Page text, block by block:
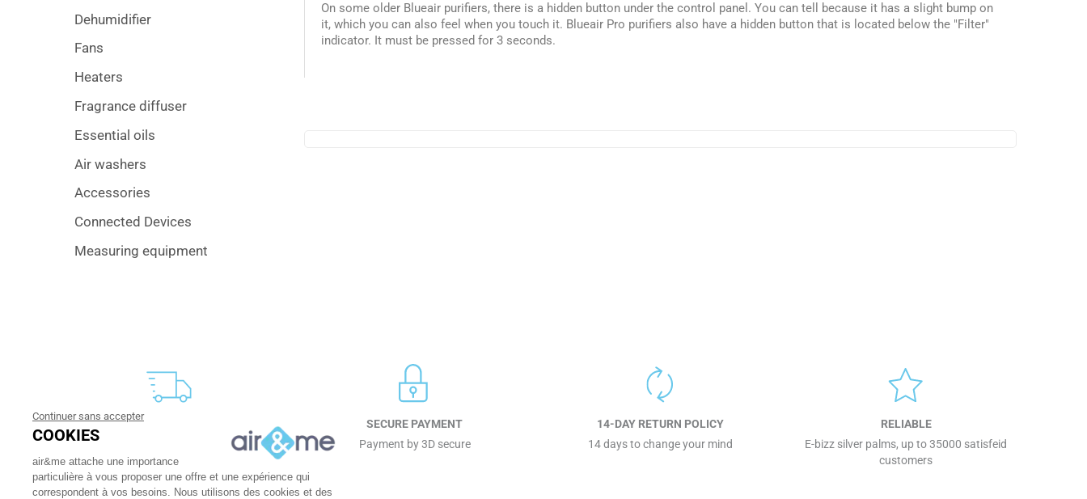
Dehumidifier
Fans
Heaters
Fragrance diffuser
Essential oils
Air washers
Accessories
Connected Devices
Measuring equipment
On some older Blueair purifiers, there is a hidden button under the control panel. You can tell because it has a slight bump on
it, which you can also feel when you touch it. Blueair Pro purifiers also have a hidden button that is located below the "Filter"
indicator. It must be pressed for 3 seconds.
FREE DELIVERY
24 to 48h at home, or in relay
SECURE PAYMENT
Payment by 3D secure
14-DAY RETURN POLICY
14 days to change your mind
RELIABLE
E-bizz silver palms, up to 35000 satisfeid
customers
Continuer sans accepter
COOKIES
air&me attache une importance
particulière à vous proposer une offre et une expérience qui
correspondent à vos besoins. Nous utilisons des cookies et des